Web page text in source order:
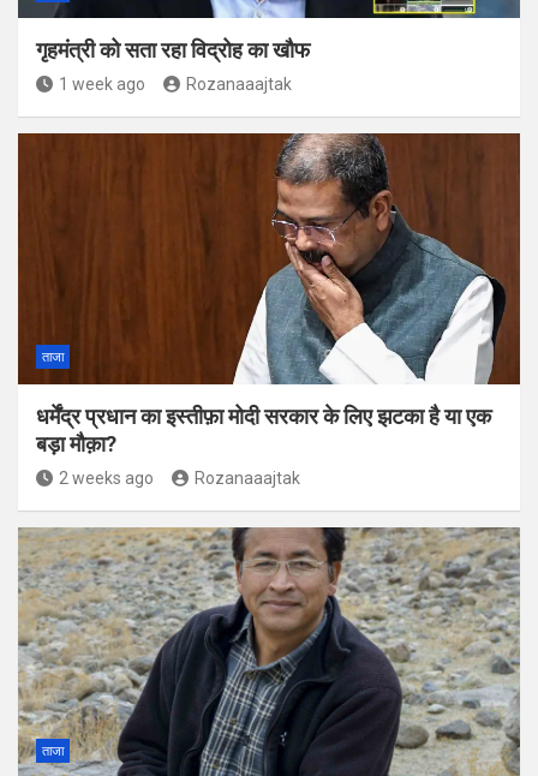
गृहमंत्री को सता रहा विद्रोह का खौफ
1 week ago Rozanaaajtak
ताजा
धर्मेंद्र प्रधान का इस्तीफ़ा मोदी सरकार के लिए झटका है या एक
बड़ा मौक़ा?
2 weeks ago Rozanaaajtak
ताजा